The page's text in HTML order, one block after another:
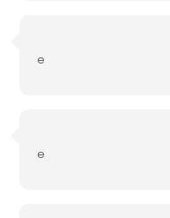
e
e